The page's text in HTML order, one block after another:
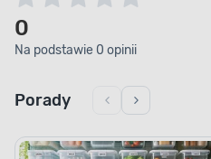
0
Na podstawie 0 opinii
Porady